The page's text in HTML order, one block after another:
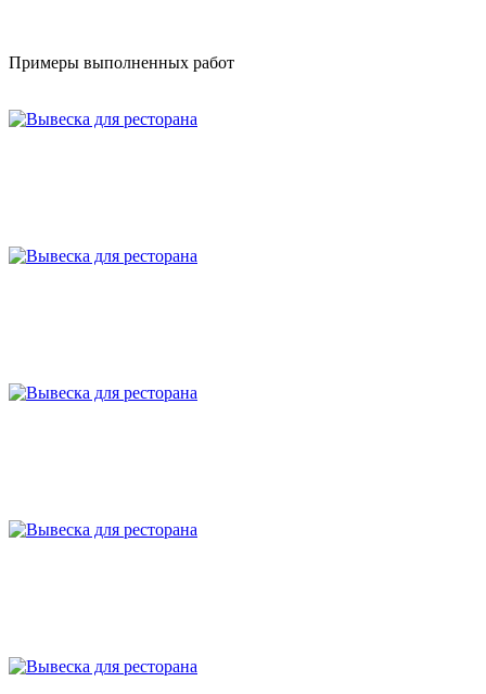
Примеры выполненных работ